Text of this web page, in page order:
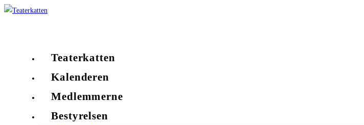
Skip
Teaterkatten
Kalenderen
Medlemmerne
Bestyrelsen